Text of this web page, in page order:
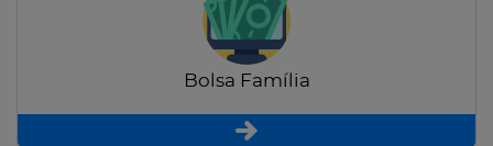
Bolsa Família